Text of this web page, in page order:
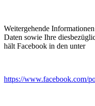
Weitergehende
Daten sowie Ihre
hält Facebook in den unter
https://www.facebook.com/